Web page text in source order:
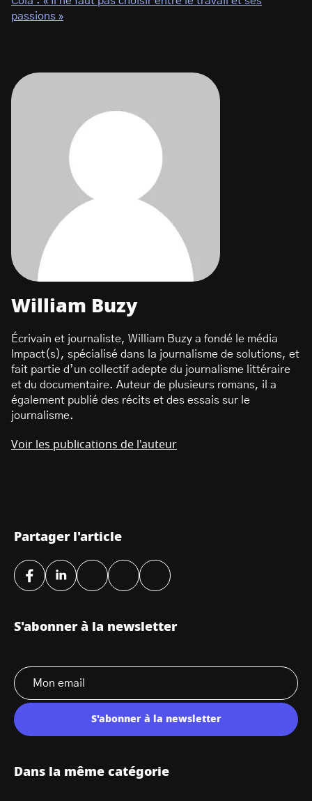
passions »
William Buzy
Écrivain et journaliste, William Buzy a fondé le média
Impact(s), spécialisé dans la journalisme de solutions, et
fait partie d’un collectif adepte du journalisme littéraire
et du documentaire. Auteur de plusieurs romans, il a
également publié des récits et des essais sur le
journalisme.
Voir les publications de l'auteur
Partager l'article
S'abonner à la newsletter
S'abonner à la newsletter
Dans la même catégorie